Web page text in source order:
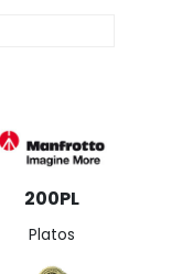
200PL
Platos